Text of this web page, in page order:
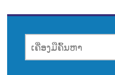
ຄົ້ນຫາ